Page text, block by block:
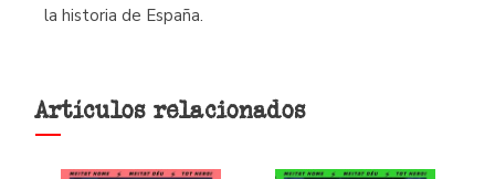
la historia de España.
Artículos relacionados